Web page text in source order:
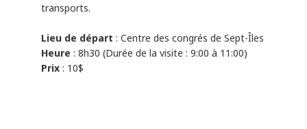
transports.
Lieu de départ : Centre des congrés de Sept-Îles
Heure : 8h30 (Durée de la visite : 9:00 à 11:00)
Prix : 10$